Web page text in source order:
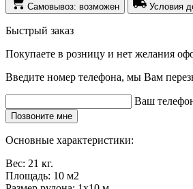
Самовывоз: возможен Условия
Быстрый заказ
Покупаете в розницу и нет желания
Введите номер телефона, мы Вам
Ваш
Позвоните мне
Основные характеристики:
Вес: 21 кг.
Площадь: 10 м2